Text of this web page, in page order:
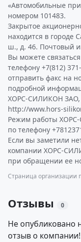
«Автомобильные
номером 101483.
Закрытое
находится в городе
ш., д. 46. Почтовый
Вы можете
телефону +7(812)
отправить факс на
подробной
ХОРС-СИЛИКОН ЗАО,
http://www.hors-
Режим работы
по телефону
Если вы заметили
компании ХОРС-
при обращении ее
Страница организации
Отзывы 0
Не опубликовано
отзыв о компании!